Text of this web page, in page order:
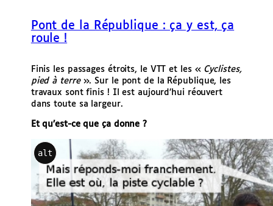
Pont de la République : ça y est, ça
roule !
Finis les passages étroits, le VTT et les « Cyclistes,
pied à terre». Sur le pont de la République, les
travaux sont finis ! Il est aujourd’hui réouvert
dans toute sa largeur.
Et qu’est-ce que ça donne ?
alt